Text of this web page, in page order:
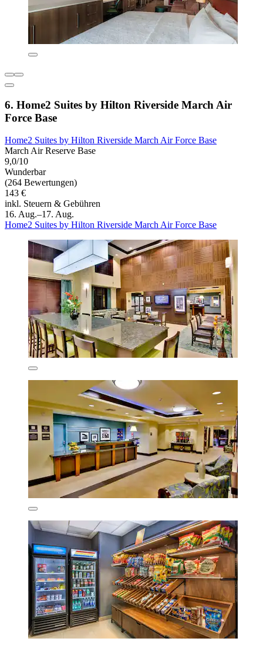
6. Home2 Suites by Hilton Riverside March Air
Force Base
Home2 Suites by Hilton Riverside March Air Force Base
March Air Reserve Base
9,0/10
Wunderbar
(264 Bewertungen)
143 €
inkl. Steuern & Gebühren
16. Aug.–17. Aug.
Home2 Suites by Hilton Riverside March Air Force Base